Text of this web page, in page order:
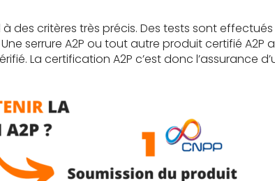
des critères très précis. Des tests sont
serrure A2P ou tout autre produit certifié
La certification A2P c’est donc l’assurance